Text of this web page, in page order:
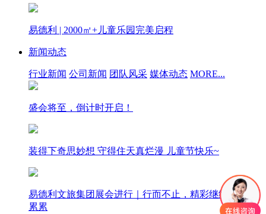
易德利 | 2000㎡+儿童乐园完美启程
新闻动态
行业新闻 公司新闻 团队风采 媒体动态 MORE...
盛会将至，倒计时开启！
装得下奇思妙想 守得住天真烂漫 儿童节快乐~
易德利文旅集团展会进行｜行而不止，精彩继续，硕果
累累